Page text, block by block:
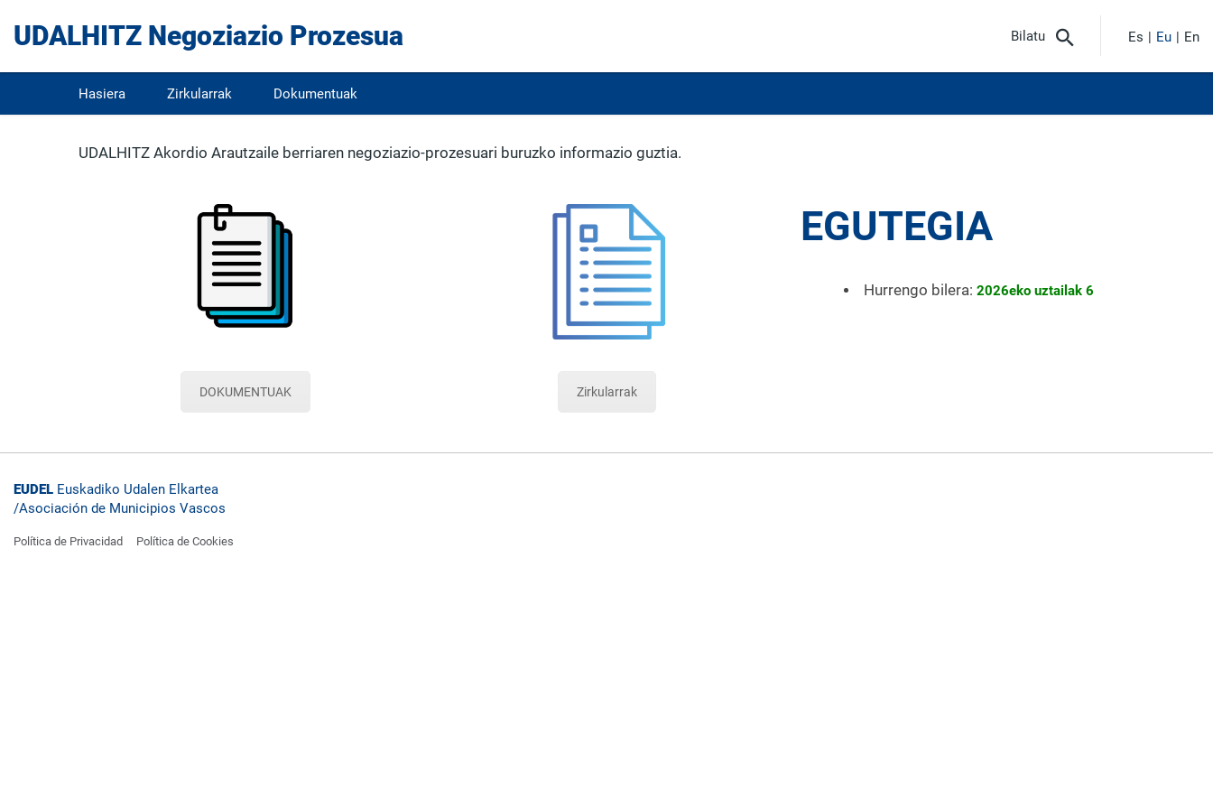
UDALHITZ Negoziazio Prozesua Bilatu Es Eu En
Hasiera Zirkularrak Dokumentuak
UDALHITZ Akordio Arautzaile berriaren negoziazio-prozesuari buruzko informazio guztia.
DOKUMENTUAK Zirkularrak
EGUTEGIA
Hurrengo bilera: 2026eko uztailak 6
EUDEL Euskadiko Udalen Elkartea
/Asociación de Municipios Vascos
Política de Privacidad Política de Cookies